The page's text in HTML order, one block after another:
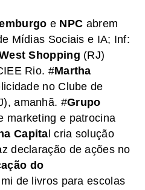
e NPC abrem
Mídias Sociais e IA; Inf:
Shopping (RJ)
Rio. #Martha
no Clube de
amanhã. #Grupo
marketing e patrocina
Capita l cria solução
declaração de ações no
do
de livros para escolas